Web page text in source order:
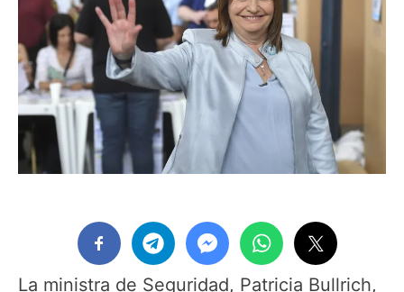
La ministra de Seguridad, Patricia Bullrich,